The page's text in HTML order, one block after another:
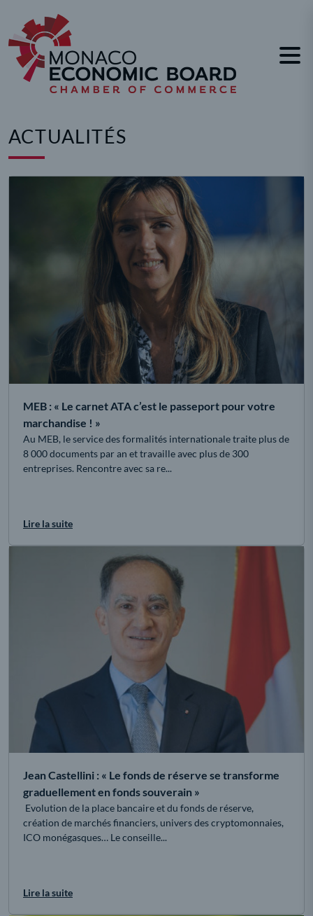
ACTUALITÉS
MEB : « Le carnet ATA c’est le passeport pour votre
marchandise ! »
Au MEB, le service des formalités internationale traite plus de
8 000 documents par an et travaille avec plus de 300
entreprises. Rencontre avec sa re...
Lire la suite
Jean Castellini : « Le fonds de réserve se transforme
graduellement en fonds souverain »
Evolution de la place bancaire et du fonds de réserve,
création de marchés financiers, univers des cryptomonnaies,
ICO monégasques… Le conseille...
Lire la suite